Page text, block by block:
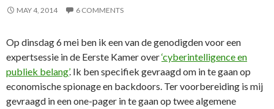
MAY 4, 2014 6 COMMENTS
Op dinsdag 6 mei ben ik een van de genodigden voor een
expertsessie in de Eerste Kamer over‘cyberintelligence en
publiek belang’. Ik ben specifiek gevraagd om in te gaan op
economische spionage en backdoors. Ter voorbereiding is mij
gevraagd in een one-pager in te gaan op twee algemene